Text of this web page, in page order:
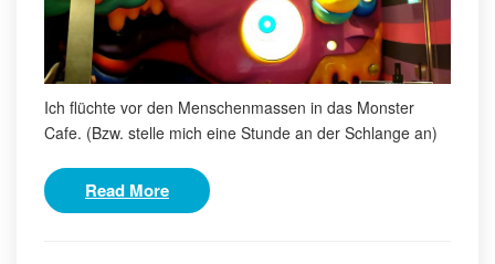
Ich flüchte vor den Menschenmassen in das Monster
Cafe. (Bzw. stelle mich eine Stunde an der Schlange an)
Read More